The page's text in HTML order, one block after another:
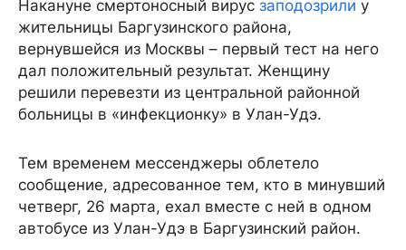
Накануне смертоносный вирус заподозрили у
жительницы Баргузинского района,
вернувшейся из Москвы – первый тест на него
дал положительный результат. Женщину
решили перевезти из центральной районной
больницы в «инфекционку» в Улан-Удэ.
Тем временем мессенджеры облетело
сообщение, адресованное тем, кто в минувший
четверг, 26 марта, ехал вместе с ней в одном
автобусе из Улан-Удэ в Баргузинский район.